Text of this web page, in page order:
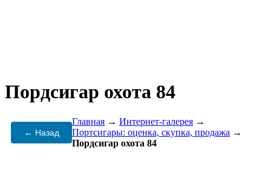
Пордсигар охота 84
← Назад
Главная → Интернет-галерея →
Портсигары: оценка, скупка, продажа →
Пордсигар охота 84